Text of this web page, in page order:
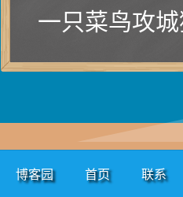
一只菜鸟攻
博客园 首页 联系